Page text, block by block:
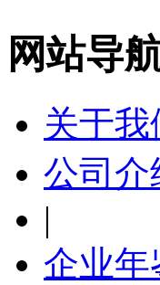
网站导
关于我
公司介
|
企业年